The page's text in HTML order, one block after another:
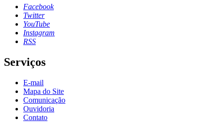
Facebook
Twitter
YouTube
Instagram
RSS
Serviços
E-mail
Mapa do Site
Comunicação
Ouvidoria
Contato